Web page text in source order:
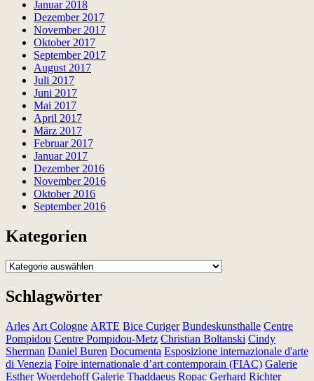
Januar 2018
Dezember 2017
November 2017
Oktober 2017
September 2017
August 2017
Juli 2017
Juni 2017
Mai 2017
April 2017
März 2017
Februar 2017
Januar 2017
Dezember 2016
November 2016
Oktober 2016
September 2016
Kategorien
Kategorien
Schlagwörter
Arles Art Cologne ARTE Bice Curiger Bundeskunsthalle Centre
Pompidou Centre Pompidou-Metz Christian Boltanski Cindy
Sherman Daniel Buren Documenta Esposizione internazionale d'arte
di Venezia Foire internationale d’art contemporain (FIAC) Galerie
Esther Woerdehoff Galerie Thaddaeus Ropac Gerhard Richter